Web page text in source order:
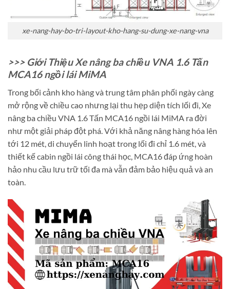
xe-nang-hay-bo-tri-layout-kho-hang-su-dung-xe-nang-vna
>>> Giới Thiệu Xe nâng ba chiều VNA 1.6 Tấn
MCA16 ngồi lái MiMA
Trong bối cảnh kho hàng và trung tâm phân phối ngày càng
mở rộng về chiều cao nhưng lại thu hẹp diện tích lối đi, Xe
nâng ba chiều VNA 1.6 Tấn MCA16 ngồi lái MiMA ra đời
như một giải pháp đột phá. Với khả năng nâng hàng hóa lên
tới 12 mét, di chuyển linh hoạt trong lối đi chỉ 1.6 mét, và
thiết kế cabin ngồi lái công thái học, MCA16 đáp ứng hoàn
hảo nhu cầu lưu trữ tối đa mà vẫn đảm bảo hiệu quả và an
toàn.